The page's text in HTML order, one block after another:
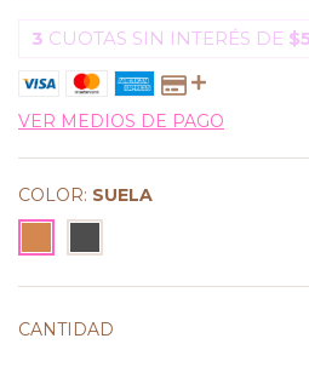
3 CUOTAS SIN INTERÉS DE
VER MEDIOS DE PAGO
COLOR: SUELA
CANTIDAD